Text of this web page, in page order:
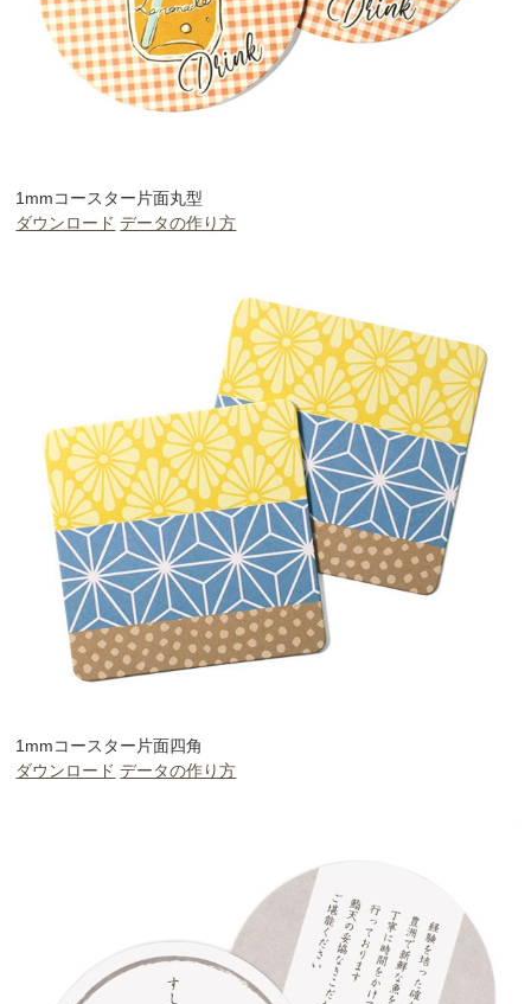
1mmコースター片面丸型
ダウンロード データの作り方
1mmコースター片面四角
ダウンロード データの作り方